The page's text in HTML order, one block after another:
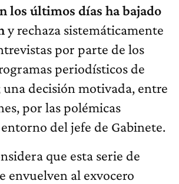
los últimos días ha bajado
y rechaza sistemáticamente
por parte de los
periodísticos de
una decisión motivada, entre
por las polémicas
del jefe de Gabinete.
que esta serie de
envuelven al exvocero